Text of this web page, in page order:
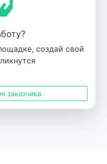
создай свой
заказчика